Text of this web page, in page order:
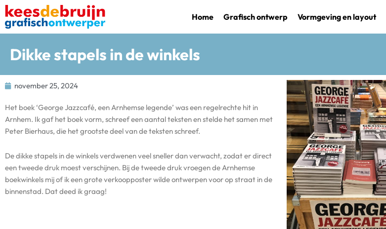
Ga
naar
de
Home Grafisch ontwerp Vormgeving en layout
Dikke stapels in de winkels
november 25, 2024
Het boek ‘George Jazzcafé, een Arnhemse legende’ was een regelrechte hit in
Arnhem. Ik gaf het boek vorm, schreef een aantal teksten en stelde het samen met
Peter Bierhaus, die het grootste deel van de teksten schreef.
De dikke stapels in de winkels verdwenen veel sneller dan verwacht, zodat er direct
een tweede druk moest verschijnen. Bij de tweede druk vroegen de Arnhemse
boekwinkels mij of ik een grote verkoopposter wilde ontwerpen voor op straat in de
binnenstad. Dat deed ik graag!